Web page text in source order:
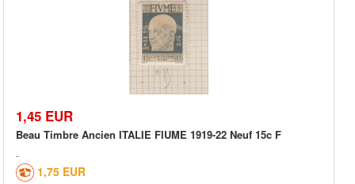
1,45 EUR
Beau Timbre Ancien ITALIE FIUME 1919-22 Neuf 15c F
1,75 EUR